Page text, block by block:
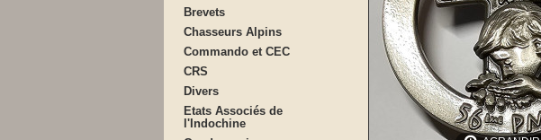
Brevets
Chasseurs Alpins
Commando et CEC
CRS
Divers
Etats Associés de
l'Indochine